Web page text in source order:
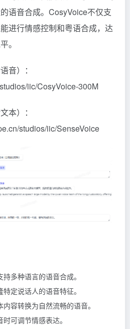
语音合成。CosyVoice不仅支
进行情感控制和粤语合成，达
。
音）：
iic/CosyVoice-300M
本）：
studios/iic/SenseVoice
多种语言的语音合成。
定说话人的语音特征。
容转换为自然流畅的语音。
可调节情感表达。